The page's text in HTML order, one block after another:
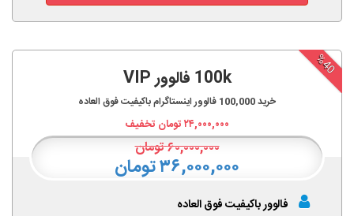
%40
100k فالوور VIP
خرید100,000 فالوور اینستاگرام باکیفیت فوق العاده
۲۴,۰۰۰,۰۰۰تومان تخفیف
۶۰,۰۰۰,۰۰۰تومان
۳۶,۰۰۰,۰۰۰ تومان
فالوور باکیفیت فوق العاده